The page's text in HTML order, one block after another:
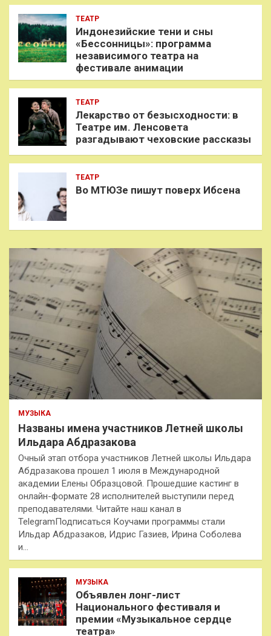
ТЕАТР
Индонезийские тени и сны
«Бессонницы»: программа
независимого театра на
фестивале анимации
ТЕАТР
Лекарство от безысходности: в
Театре им. Ленсовета
разгадывают чеховские рассказы
ТЕАТР
Во МТЮЗе пишут поверх Ибсена
МУЗЫКА
Названы имена участников Летней школы
Ильдара Абдразакова
Очный этап отбора участников Летней школы Ильдара
Абдразакова прошел 1 июля в Международной
академии Елены Образцовой. Прошедшие кастинг в
онлайн-формате 28 исполнителей выступили перед
преподавателями. Читайте наш канал в
TelegramПодписаться Коучами программы стали
Ильдар Абдразаков, Идрис Газиев, Ирина Соболева
и…
МУЗЫКА
Объявлен лонг-лист
Национального фестиваля и
премии «Музыкальное сердце
театра»